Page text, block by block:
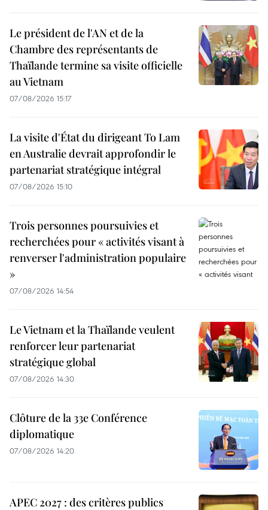
Le président de l'AN et de la
Chambre des représentants de
Thaïlande termine sa visite officielle
au Vietnam
07/08/2026 15:17
La visite d'État du dirigeant To Lam
en Australie devrait approfondir le
partenariat stratégique intégral
07/08/2026 15:10
Trois personnes poursuivies et
recherchées pour « activités visant à
renverser l'administration populaire
»
07/08/2026 14:54
Le Vietnam et la Thaïlande veulent
renforcer leur partenariat
stratégique global
07/08/2026 14:30
Clôture de la 33e Conférence
diplomatique
07/08/2026 14:20
APEC 2027 : des critères publics